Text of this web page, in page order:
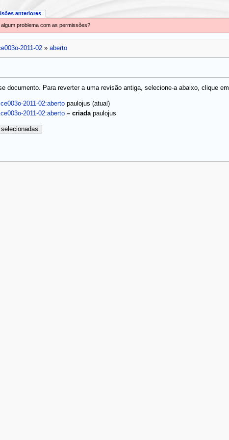
problema com as permissões?
2011-02» aberto
documento. Para reverter a uma revisão antiga, selecione-a abaixo, clique em
2011-02:aberto paulojus (atual)
2011-02:aberto – criada paulojus
anteriores